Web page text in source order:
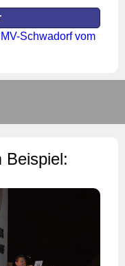
Schwadorf vom
Beispiel: